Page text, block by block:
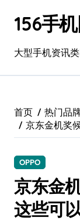
156手
大型手机资讯
首页 热门品
京东金机奖
OPPO
京东金
这些可